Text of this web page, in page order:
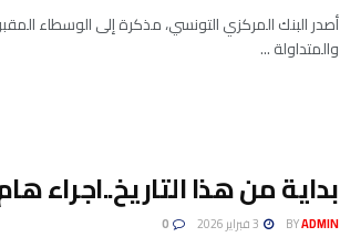
أصدر البنك المركزي التونسي، مذكرة إلى الوسطاء
والمتداولة ...
بداية من هذا التاريخ..اجراء
BYADMIN